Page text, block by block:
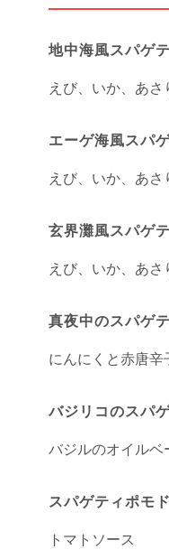
地中海風スパゲ
えび、いか、あ
エーゲ海風スパ
えび、いか、あ
玄界灘風スパゲ
えび、いか、あ
真夜中のスパゲ
にんにくと赤唐辛
バジリコのスパ
バジルのオイルベ
スパゲティポモ
トマトソース